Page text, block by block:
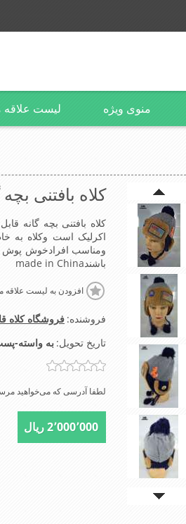
منوی ویژه لیست علاقه
کلاه بافتنی بچه
اکرلیک است وکلاه به
ومناسب افرادخوش پوش
باشندmade in China
افزودن به لیست علاقه
فروشنده: فروشگاه کلاه
تاریخ تحویل: به واسته-پست پیشتاز2الی4روز-
لطفا آدرسی که می‌خواهید
2٬000٬000 ریال